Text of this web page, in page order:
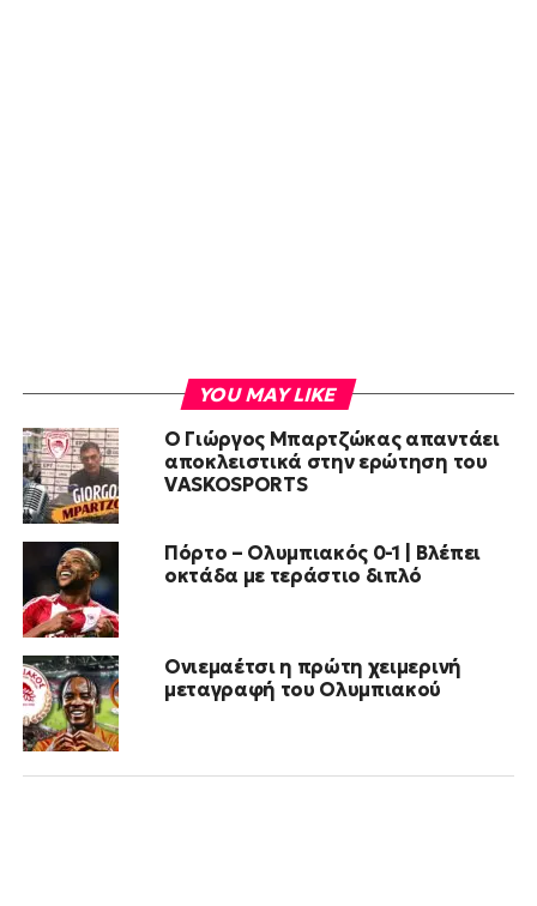
YOU MAY LIKE
Ο Γιώργος Μπαρτζώκας απαντάει
αποκλειστικά στην ερώτηση του
VASKOSPORTS
Πόρτο – Ολυμπιακός 0-1 | Βλέπει
οκτάδα με τεράστιο διπλό
Ονιεμαέτσι η πρώτη χειμερινή
μεταγραφή του Ολυμπιακού